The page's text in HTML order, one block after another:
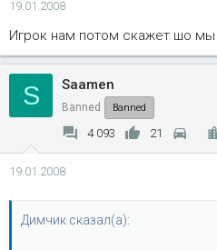
19.01.2008
Игрок нам потом скажет шо мы
S Saamen
Banned Banned
4 093 21
19.01.2008
Димчик сказал(а):